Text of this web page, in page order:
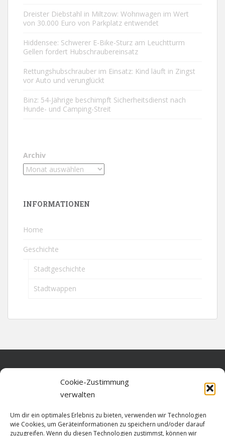
Cookie-Zustimmung
verwalten
Um dir ein optimales Erlebnis zu bieten, verwenden wir Technologien
wie Cookies, um Geräteinformationen zu speichern und/oder darauf
zuzugreifen. Wenn du diesen Technologien zustimmst, können wir
Dreister Diebstahl in Miltzow: Wohnwagen im Wert
von 30.000 Euro von Parkplatz entwendet
Hiddensee: Schwerer E-Bike-Sturz am Leuchtturm
Gellen fordert Hubschraubereinsatz
Rettungshubschrauber im Einsatz: Kind läuft in Zingst
vor Auto und verunglückt
Binz: 54-Jährige beschimpft Sicherheitsdienst nach
Hunde- und Camping-Streit
Archiv
INFORMATIONEN
Home
Geschichte
Stadtgeschichte
Stadtwappen
Datenschutz